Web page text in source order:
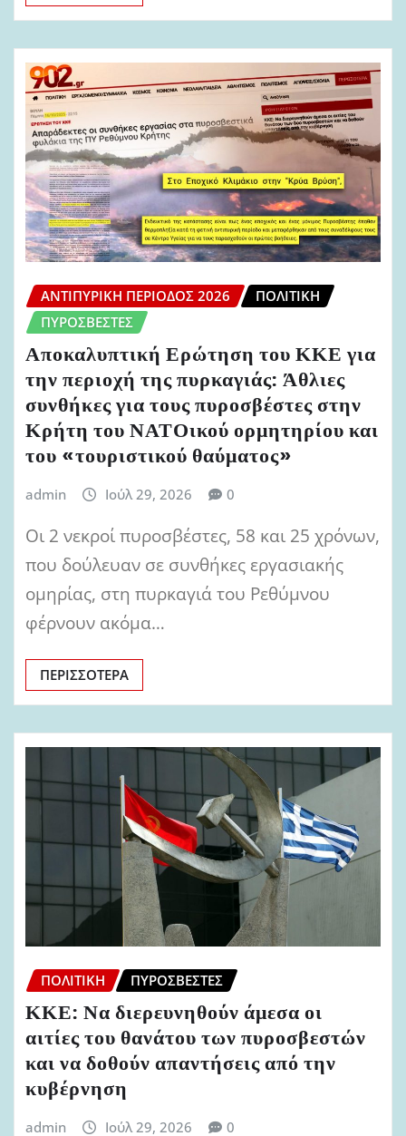
ΑΝΤΙΠΥΡΙΚΉ ΠΕΡΊΟΔΟΣ 2026
ΠΟΛΙΤΙΚΉ
ΠΥΡΟΣΒΈΣΤΕΣ
Αποκαλυπτική Ερώτηση του ΚΚΕ για
την περιοχή της πυρκαγιάς: Άθλιες
συνθήκες για τους πυροσβέστες στην
Κρήτη του ΝΑΤΟικού ορμητηρίου και
του «τουριστικού θαύματος»
admin Ιούλ 29, 2026 0
Οι 2 νεκροί πυροσβέστες, 58 και 25 χρόνων,
που δούλευαν σε συνθήκες εργασιακής
ομηρίας, στη πυρκαγιά του Ρεθύμνου
φέρνουν ακόμα…
ΠΕΡΙΣΣΌΤΕΡΑ
ΠΟΛΙΤΙΚΉ ΠΥΡΟΣΒΈΣΤΕΣ
ΚΚΕ: Να διερευνηθούν άμεσα οι
αιτίες του θανάτου των πυροσβεστών
και να δοθούν απαντήσεις από την
κυβέρνηση
admin Ιούλ 29, 2026 0